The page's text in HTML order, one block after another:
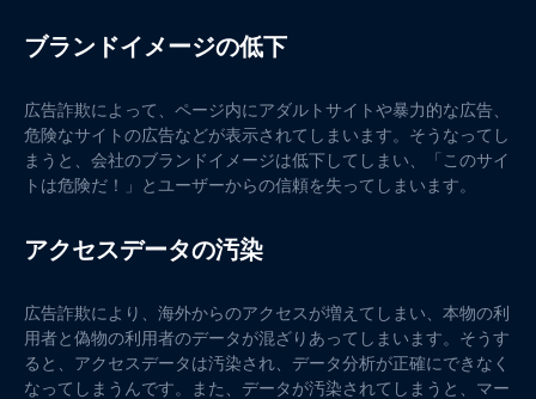
ブランドイメージの低下
広告詐欺によって、ページ内にアダルトサイトや暴力的な広告、
危険なサイトの広告などが表示されてしまいます。そうなってし
まうと、会社のブランドイメージは低下してしまい、「このサイ
トは危険だ！」とユーザーからの信頼を失ってしまいます。
アクセスデータの汚染
広告詐欺により、海外からのアクセスが増えてしまい、本物の利
用者と偽物の利用者のデータが混ざりあってしまいます。そうす
ると、アクセスデータは汚染され、データ分析が正確にできなく
なってしまうんです。また、データが汚染されてしまうと、マー